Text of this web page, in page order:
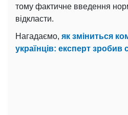
тому фактичне введення
відкласти.
Нагадаємо, як зміниться
українців: експерт зробив